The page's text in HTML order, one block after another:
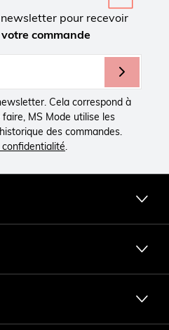
pour recevoir
commande
Cela correspond à
MS Mode utilise les
des commandes.
.